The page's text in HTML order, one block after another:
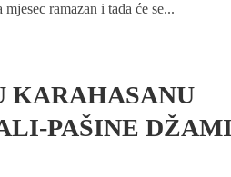
ramazan i tada će se...
KARAHASANU
PAŠINE